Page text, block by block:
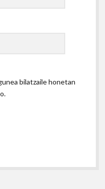
bilatzaile honetan